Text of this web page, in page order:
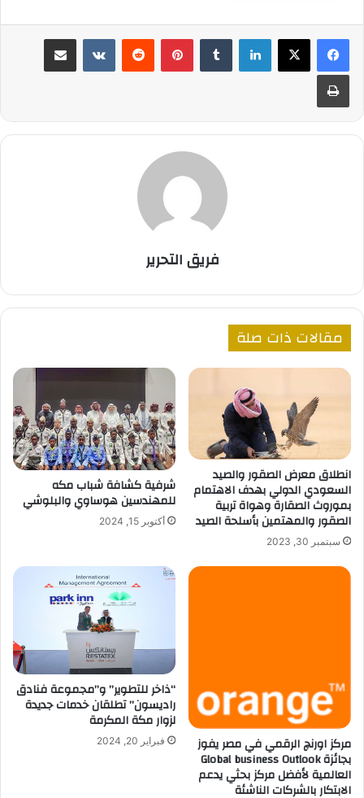
لينكدإن بينتيريست مشاركة عبر البريد
طباعة
فريق التحرير
مقالات ذات صلة
انطلاق معرض الصقور والصيد
السعودي الدولي بهدف الاهتمام
بموروث الصقارة وهواة تربية
الصقور والمهتمين بأسلحة الصيد
سبتمبر 30, 2023
شرفية كشافة شباب مكه
للمهندسين هوساوي والبلوشي
أكتوبر 15, 2024
مركز اورنچ الرقمي في مصر يفوز
بجائزة Global business Outlook
العالمية لأفضل مركز بحثي يدعم
الابتكار بالشركات الناشئة
“ذاخر للتطوير” و”مجموعة فنادق
راديسون” تطلقان خدمات جديدة
لزوار مكة المكرمة
فبراير 20, 2024